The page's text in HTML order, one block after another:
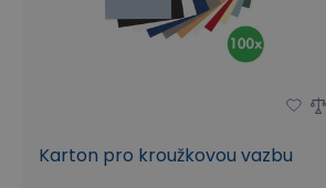
Karton pro kroužkovou vazbu